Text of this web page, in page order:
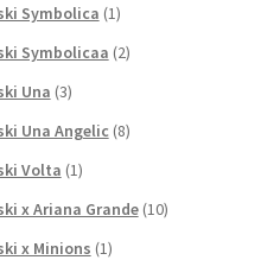
Symbolica (1)
Symbolicaa (2)
Una (3)
Una Angelic (8)
Volta (1)
x Ariana Grande (10)
x Minions (1)